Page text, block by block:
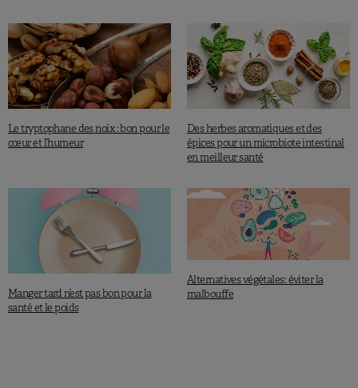
Le tryptophane des noix : bon pour le
cœur et l’humeur
Des herbes aromatiques et des
épices pour un microbiote intestinal
en meilleur santé
Manger tard n’est pas bon pour la
santé et le poids
Alternatives végétales: éviter la
malbouffe